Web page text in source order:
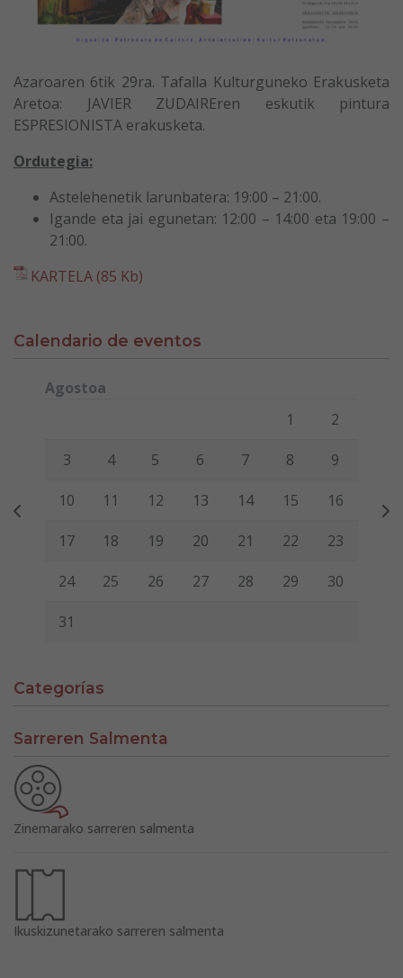
Azaroaren 6tik 29ra. Tafalla Kulturguneko Erakusketa
Aretoa: JAVIER ZUDAIREren eskutik pintura
ESPRESIONISTA erakusketa.
Ordutegia:
Astelehenetik larunbatera: 19:00 – 21:00.
Igande eta jai egunetan: 12:00 – 14:00 eta 19:00 –
21:00.
KARTELA (85 Kb)
Calendario de eventos
Agostoa
Viernes Sábado
1 2
3 4 5 6 7 8 9
10 11 12 13 14 15 16
17 18 19 20 21 22 23
24 25 26 27 28 29 30
31
Categorías
Sarreren Salmenta
Zinemarako sarreren salmenta
Ikuskizunetarako sarreren salmenta